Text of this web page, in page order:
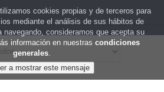
cookies propias y de terceros para
mediante el análisis de sus hábitos de
navegando, consideramos que acepta su
información en nuestras condiciones
generales.